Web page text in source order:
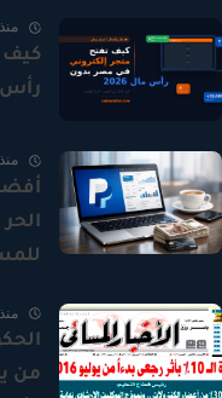
كيف
رأس
منذ 9 سنة